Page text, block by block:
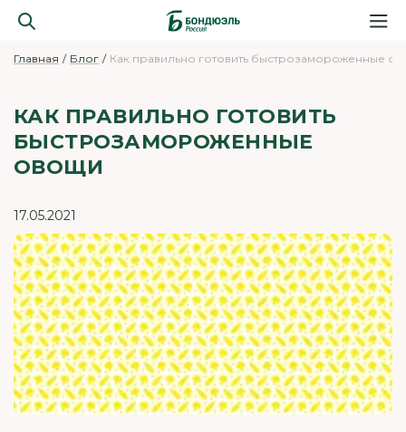
Главная Блог Как правильно готовить быстрозамороженные
КАК ПРАВИЛЬНО ГОТОВИТЬ
БЫСТРОЗАМОРОЖЕННЫЕ
ОВОЩИ
17.05.2021